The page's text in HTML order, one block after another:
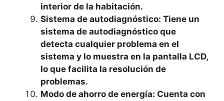
interior de la habitación.
Sistema de autodiagnóstico: Tiene un
sistema de autodiagnóstico que
detecta cualquier problema en el
sistema y lo muestra en la pantalla LCD,
lo que facilita la resolución de
problemas.
Modo de ahorro de energía: Cuenta con